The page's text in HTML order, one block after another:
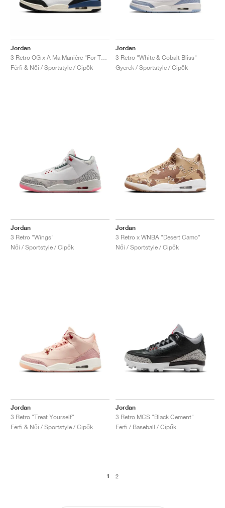
Jordan
3 Retro OG x A Ma Maniére "For The Love"
Férfi & Női / Sportstyle / Cipők
Jordan
3 Retro "White & Cobalt Bliss"
Gyerek / Sportstyle / Cipők
Jordan
3 Retro "Wings"
Női / Sportstyle / Cipők
Jordan
3 Retro x WNBA "Desert Camo"
Női / Sportstyle / Cipők
Jordan
3 Retro "Treat Yourself"
Férfi & Női / Sportstyle / Cipők
Jordan
3 Retro MCS "Black Cement"
Férfi / Baseball / Cipők
1 2